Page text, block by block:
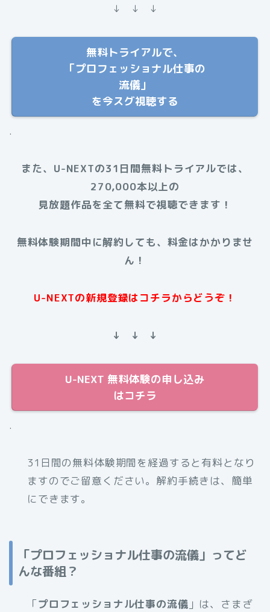
↓ ↓ ↓
無料トライアルで、
「プロフェッショナル仕事の
流儀」
を今スグ視聴する
.
また、U-NEXTの31日間無料トライアルでは、
270,000本以上の
見放題作品を全て無料で視聴できます！
無料体験期間中に解約しても、料金はかかりませ
ん！
U-NEXTの新規登録はコチラからどうぞ！
↓ ↓ ↓
U-NEXT 無料体験の申し込み
はコチラ
.
31日間の無料体験期間を経過すると有料となり
ますのでご留意ください。解約手続きは、簡単
にできます。
「プロフェッショナル仕事の流儀」ってど
んな番組？
「プロフェッショナル仕事の流儀 」は、さまざ